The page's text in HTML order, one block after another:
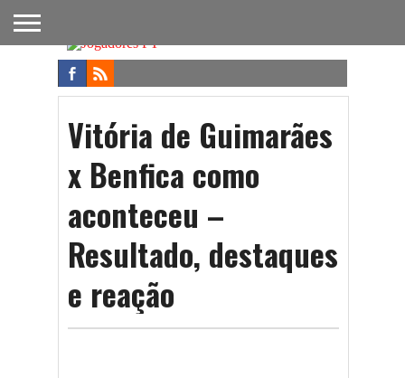
FUTEBOL
NACIONAL
FUTEBOL
INTERNACIONAL
NOTÍCIAS
ONDE
ASSISTIR
FUTEBOL
NA TV
APOSTAS
Vitória de Guimarães
x Benfica como
aconteceu –
Resultado, destaques
e reação